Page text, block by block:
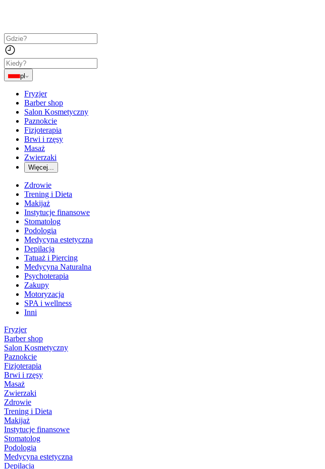
pl
Fryzjer
Barber shop
Salon Kosmetyczny
Paznokcie
Fizjoterapia
Brwi i rzęsy
Masaż
Zwierzaki
Więcej...
Zdrowie
Trening i Dieta
Makijaż
Instytucje finansowe
Stomatolog
Podologia
Medycyna estetyczna
Depilacja
Tatuaż i Piercing
Medycyna Naturalna
Psychoterapia
Zakupy
Motoryzacja
SPA i wellness
Inni
Fryzjer
Barber shop
Salon Kosmetyczny
Paznokcie
Fizjoterapia
Brwi i rzęsy
Masaż
Zwierzaki
Zdrowie
Trening i Dieta
Makijaż
Instytucje finansowe
Stomatolog
Podologia
Medycyna estetyczna
Depilacja